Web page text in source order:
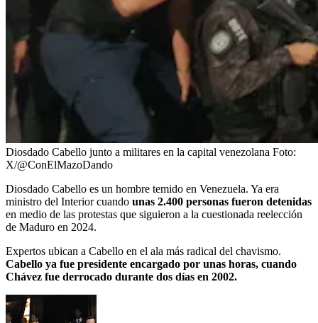
Diosdado Cabello junto a militares en la capital venezolana Foto:
X/@ConElMazoDando
Diosdado Cabello es un hombre temido en Venezuela. Ya era
ministro del Interior cuando unas 2.400 personas fueron detenidas
en medio de las protestas que siguieron a la cuestionada reelección
de Maduro en 2024.
Expertos ubican a Cabello en el ala más radical del chavismo.
Cabello ya fue presidente encargado por unas horas, cuando
Chávez fue derrocado durante dos días en 2002.